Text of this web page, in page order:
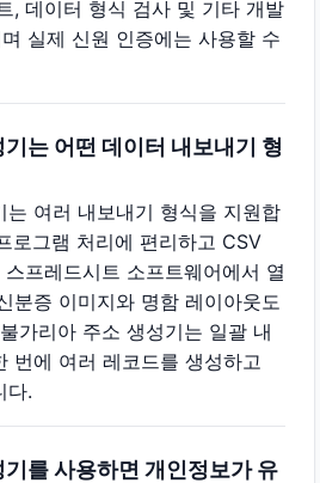
, 데이터 형식 검사 및 기타 개발
실제 신원 인증에는 사용할 수
는 어떤 데이터 내보내기 형
는 여러 내보내기 형식을 지원합
로그램 처리에 편리하고 CSV
프레드시트 소프트웨어에서 열
분증 이미지와 명함 레이아웃도
가리아 주소 생성기는 일괄 내
번에 여러 레코드를 생성하고
다.
를 사용하면 개인정보가 유